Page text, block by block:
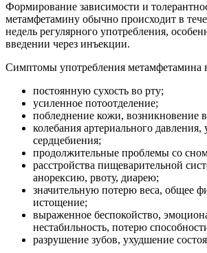
Формирование зависимости и
метамфетамину обычно происходит в
недель регулярного употребления,
введении через инъекции.
Симптомы употребления метамфетамина
постоянную сухость во рту;
усиленное потоотделение;
побледнение кожи, возникновение
колебания артериального давления,
сердцебиения;
продолжительные проблемы со
расстройства пищеварительной
анорексию, рвоту, диарею;
значительную потерю веса, общее
истощение;
выраженное беспокойство,
нестабильность, потерю
разрушение зубов, ухудшение